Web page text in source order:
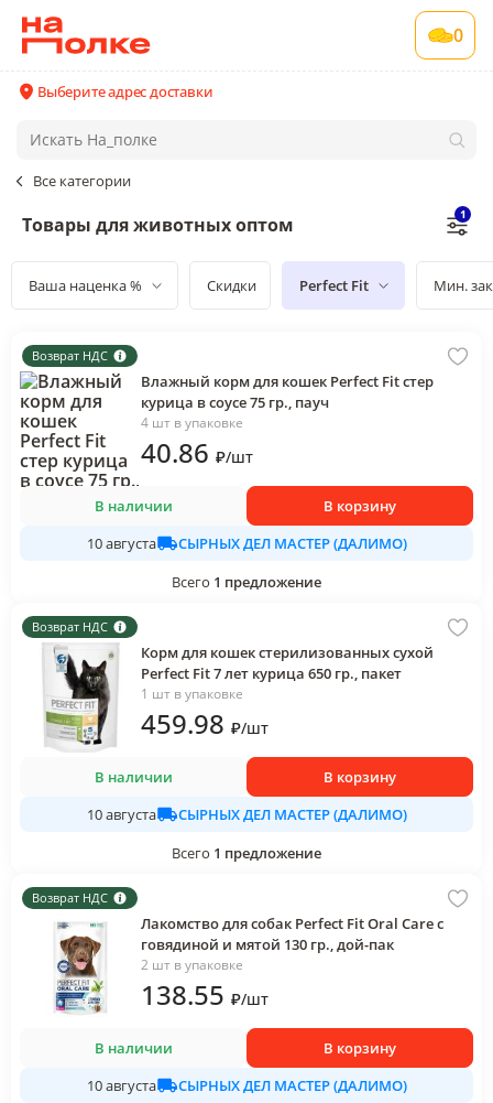
0
Выберите адрес доставки
Все категории
Товары для животных оптом 1
Ваша наценка % Скидки Perfect Fit Мин.
Возврат НДС
Влажный корм для кошек Perfect Fit стер
курица в соусе 75 гр., пауч
4 шт в упаковке
40.86 ₽/шт
В наличии
В корзину
10 августа
СЫРНЫХ ДЕЛ МАСТЕР (ДАЛИМО)
Всего 1 предложение
Возврат НДС
Корм для кошек стерилизованных сухой
Perfect Fit 7 лет курица 650 гр., пакет
1 шт в упаковке
459.98 ₽/шт
В наличии
В корзину
10 августа
СЫРНЫХ ДЕЛ МАСТЕР (ДАЛИМО)
Всего 1 предложение
Возврат НДС
Лакомство для собак Perfect Fit Oral Care с
говядиной и мятой 130 гр., дой-пак
2 шт в упаковке
138.55 ₽/шт
В наличии
В корзину
10 августа
СЫРНЫХ ДЕЛ МАСТЕР (ДАЛИМО)